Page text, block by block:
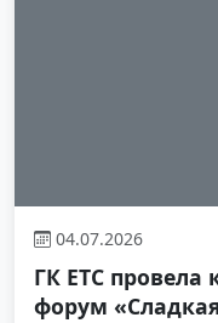
04.07.2026
ГК ЕТС
форум